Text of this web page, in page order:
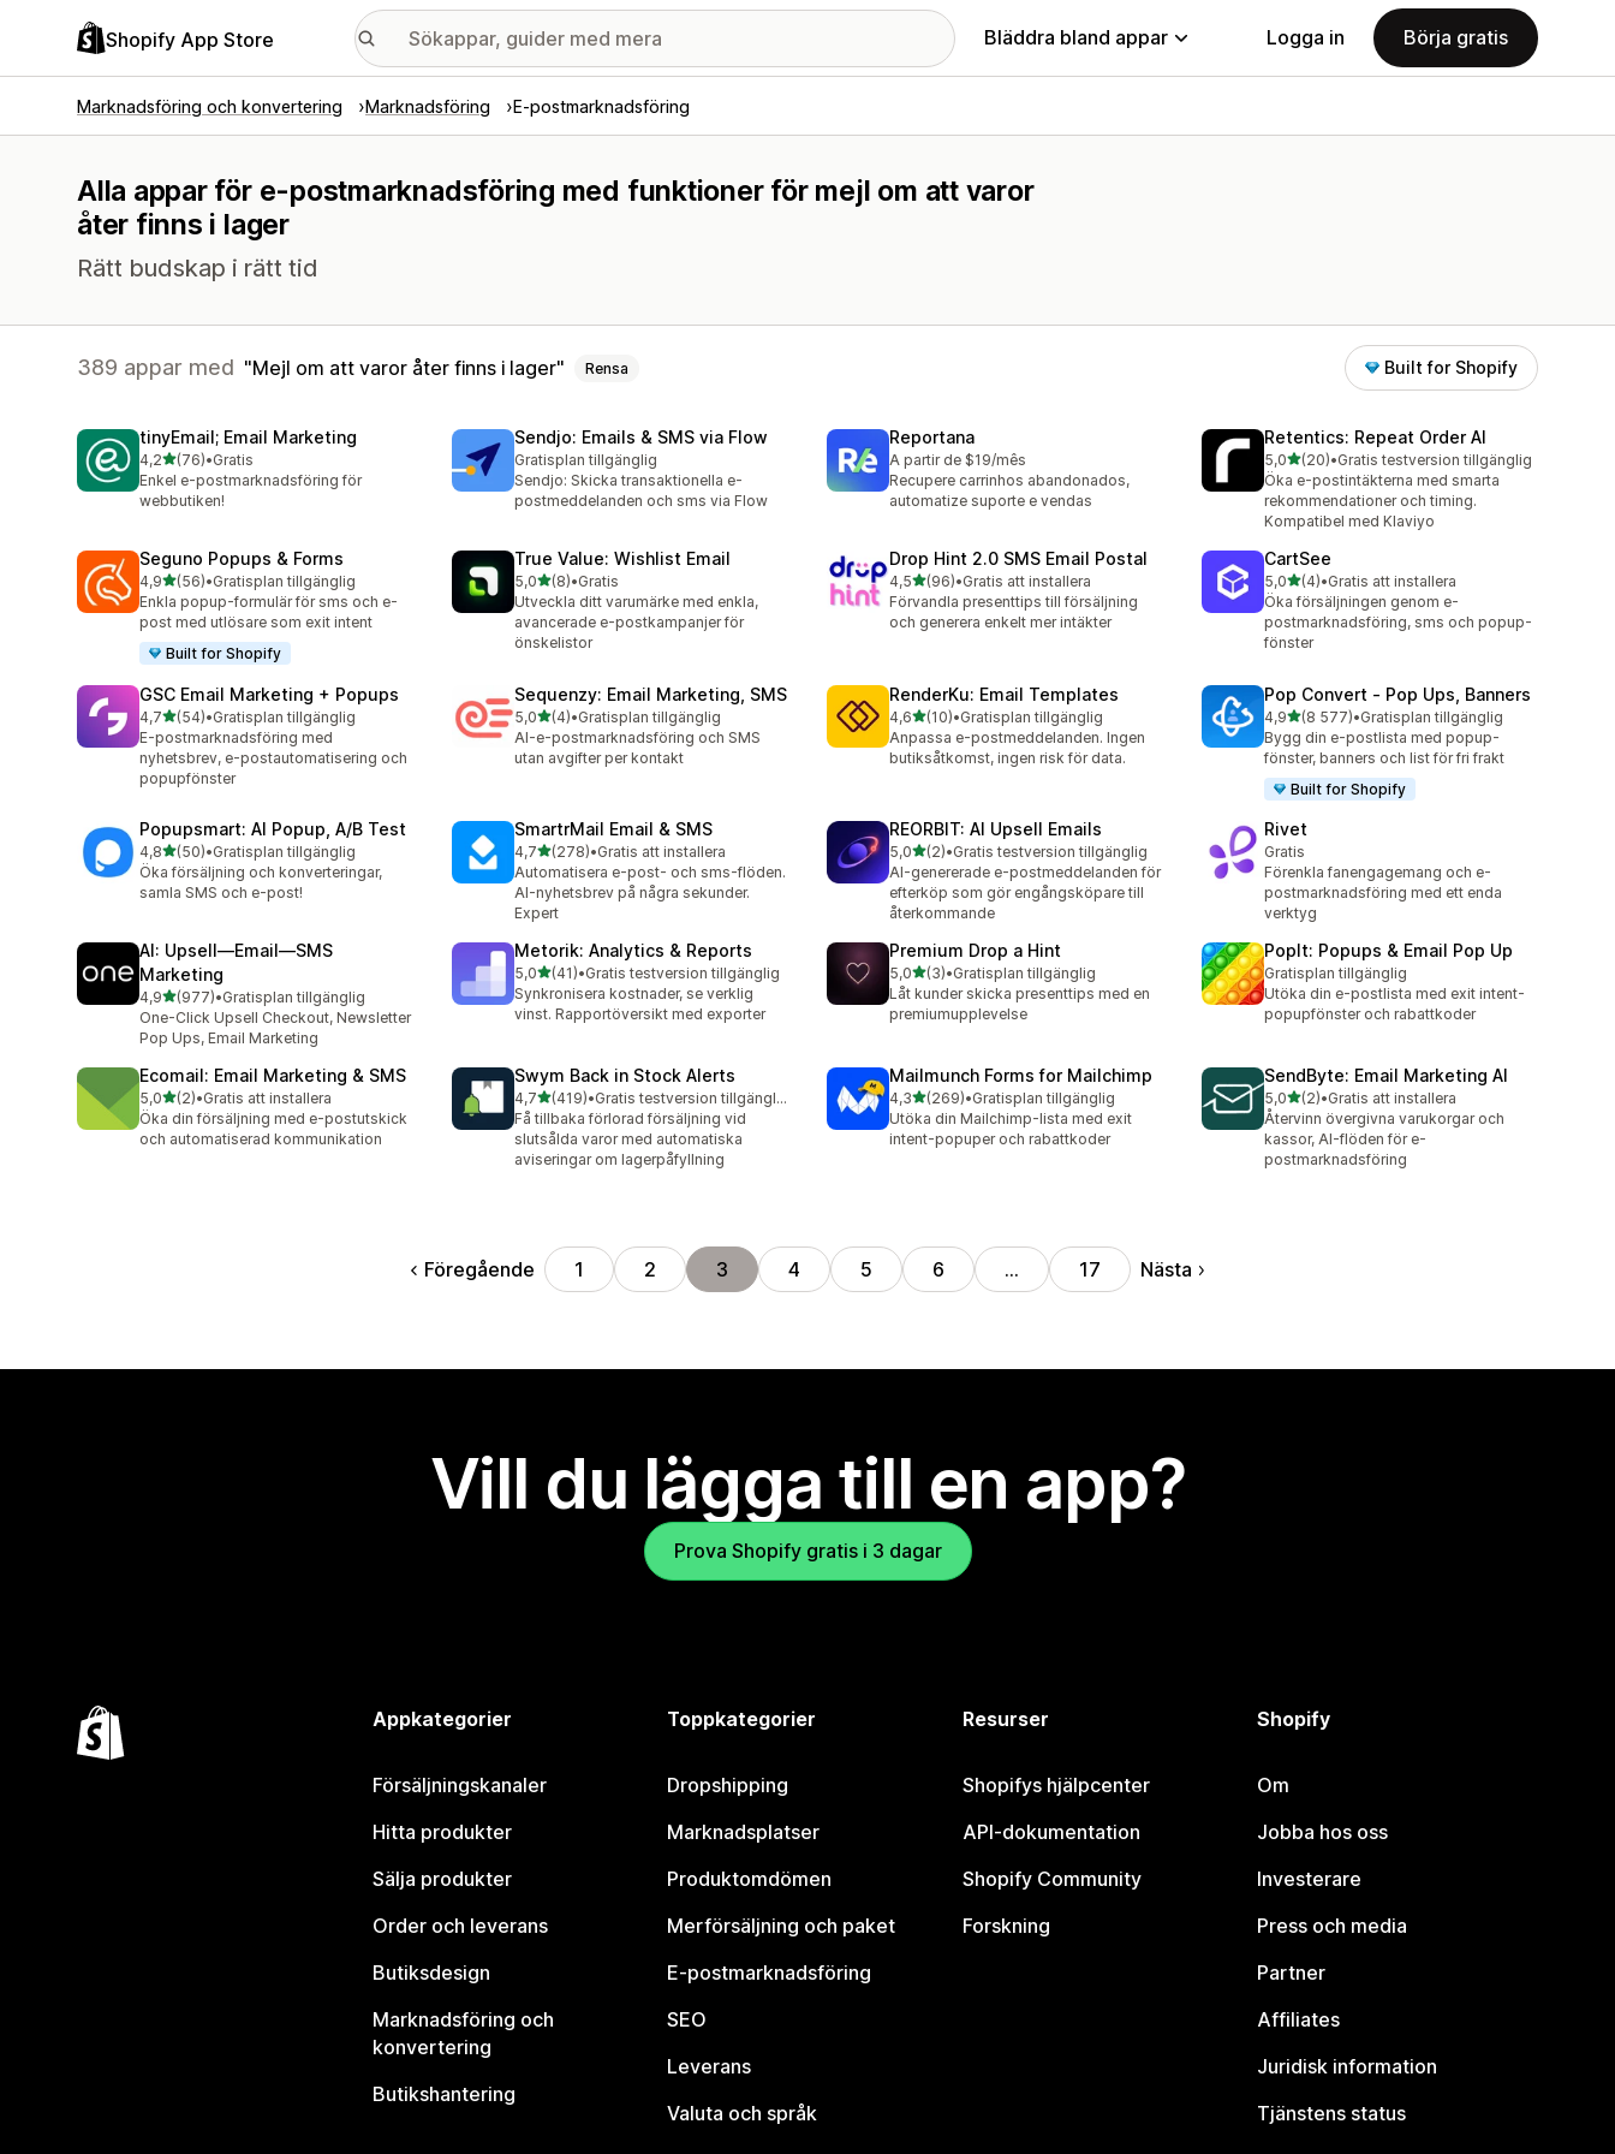
Shopify App Store Bläddra bland appar Logga in Börja gratis
Marknadsföring och konvertering Marknadsföring E-postmarknadsföring
Alla appar för e-postmarknadsföring med funktioner för mejl om att varor
åter finns i lager
Rätt budskap i rätt tid
389 appar med Mejl om att varor åter finns i lager Rensa Built for Shopify
tinyEmail; Email Marketing
4,2av 5 stjärnor
(76)
76 recensioner totalt
•Gratis
Enkel e-postmarknadsföring för
webbutiken!
Sendjo: Emails & SMS via Flow
Gratisplan tillgänglig
Sendjo: Skicka transaktionella e-
postmeddelanden och sms via Flow
Reportana
A partir de $19/mês
Recupere carrinhos abandonados,
automatize suporte e vendas
Retentics: Repeat Order AI
5,0av 5 stjärnor
(20)
20 recensioner totalt
•Gratis testversion tillgänglig
Öka e-postintäkterna med smarta
rekommendationer och timing.
Kompatibel med Klaviyo
Seguno Popups & Forms
4,9av 5 stjärnor
(56)
56 recensioner totalt
•Gratisplan tillgänglig
Enkla popup-formulär för sms och e-
post med utlösare som exit intent
Built for Shopify
True Value: Wishlist Email
5,0av 5 stjärnor
(8)
8 recensioner totalt
•Gratis
Utveckla ditt varumärke med enkla,
avancerade e-postkampanjer för
önskelistor
Drop Hint 2.0 SMS Email Postal
4,5av 5 stjärnor
(96)
96 recensioner totalt
•Gratis att installera
Förvandla presenttips till försäljning
och generera enkelt mer intäkter
CartSee
5,0av 5 stjärnor
(4)
4 recensioner totalt
•Gratis att installera
Öka försäljningen genom e-
postmarknadsföring, sms och popup-
fönster
GSC Email Marketing + Popups
4,7av 5 stjärnor
(54)
54 recensioner totalt
•Gratisplan tillgänglig
E-postmarknadsföring med
nyhetsbrev, e-postautomatisering och
popupfönster
Sequenzy: Email Marketing, SMS
5,0av 5 stjärnor
(4)
4 recensioner totalt
•Gratisplan tillgänglig
AI-e-postmarknadsföring och SMS
utan avgifter per kontakt
RenderKu: Email Templates
4,6av 5 stjärnor
(10)
10 recensioner totalt
•Gratisplan tillgänglig
Anpassa e-postmeddelanden. Ingen
butiksåtkomst, ingen risk för data.
Pop Convert ‑ Pop Ups, Banners
4,9av 5 stjärnor
(8 577)
8577 recensioner totalt
•Gratisplan tillgänglig
Bygg din e-postlista med popup-
fönster, banners och list för fri frakt
Built for Shopify
Popupsmart: AI Popup, A/B Test
4,8av 5 stjärnor
(50)
50 recensioner totalt
•Gratisplan tillgänglig
Öka försäljning och konverteringar,
samla SMS och e-post!
SmartrMail Email & SMS
4,7av 5 stjärnor
(278)
278 recensioner totalt
•Gratis att installera
Automatisera e-post- och sms-flöden.
AI-nyhetsbrev på några sekunder.
Expert
REORBIT: AI Upsell Emails
5,0av 5 stjärnor
(2)
2 recensioner totalt
•Gratis testversion tillgänglig
AI-genererade e-postmeddelanden för
efterköp som gör engångsköpare till
återkommande
Rivet
Gratis
Förenkla fanengagemang och e-
postmarknadsföring med ett enda
verktyg
AI: Upsell—Email—SMS
Marketing
4,9av 5 stjärnor
(977)
977 recensioner totalt
•Gratisplan tillgänglig
One-Click Upsell Checkout, Newsletter
Pop Ups, Email Marketing
Metorik: Analytics & Reports
5,0av 5 stjärnor
(41)
41 recensioner totalt
•Gratis testversion tillgänglig
Synkronisera kostnader, se verklig
vinst. Rapportöversikt med exporter
Premium Drop a Hint
5,0av 5 stjärnor
(3)
3 recensioner totalt
•Gratisplan tillgänglig
Låt kunder skicka presenttips med en
premiumupplevelse
PopIt: Popups & Email Pop Up
Gratisplan tillgänglig
Utöka din e-postlista med exit intent-
popupfönster och rabattkoder
Ecomail: Email Marketing & SMS
5,0av 5 stjärnor
(2)
2 recensioner totalt
•Gratis att installera
Öka din försäljning med e-postutskick
och automatiserad kommunikation
Swym Back in Stock Alerts
4,7av 5 stjärnor
(419)
419 recensioner totalt
•
Gratis testversion tillgänglig
Få tillbaka förlorad försäljning vid
slutsålda varor med automatiska
aviseringar om lagerpåfyllning
Mailmunch Forms for Mailchimp
4,3av 5 stjärnor
(269)
269 recensioner totalt
•Gratisplan tillgänglig
Utöka din Mailchimp-lista med exit
intent-popuper och rabattkoder
SendByte: Email Marketing AI
5,0av 5 stjärnor
(2)
2 recensioner totalt
•Gratis att installera
Återvinn övergivna varukorgar och
kassor, AI-flöden för e-
postmarknadsföring
Föregående 1 2 3 4 5 6 … 17 Nästa
Vill du lägga till en app?
Prova Shopify gratis i 3 dagar
Appkategorier
Försäljningskanaler
Hitta produkter
Sälja produkter
Order och leverans
Butiksdesign
Marknadsföring och
konvertering
Butikshantering
Toppkategorier
Dropshipping
Marknadsplatser
Produktomdömen
Merförsäljning och paket
E-postmarknadsföring
SEO
Leverans
Valuta och språk
Resurser
Shopifys hjälpcenter
API-dokumentation
Shopify Community
Forskning
Shopify
Om
Jobba hos oss
Investerare
Press och media
Partner
Affiliates
Juridisk information
Tjänstens status